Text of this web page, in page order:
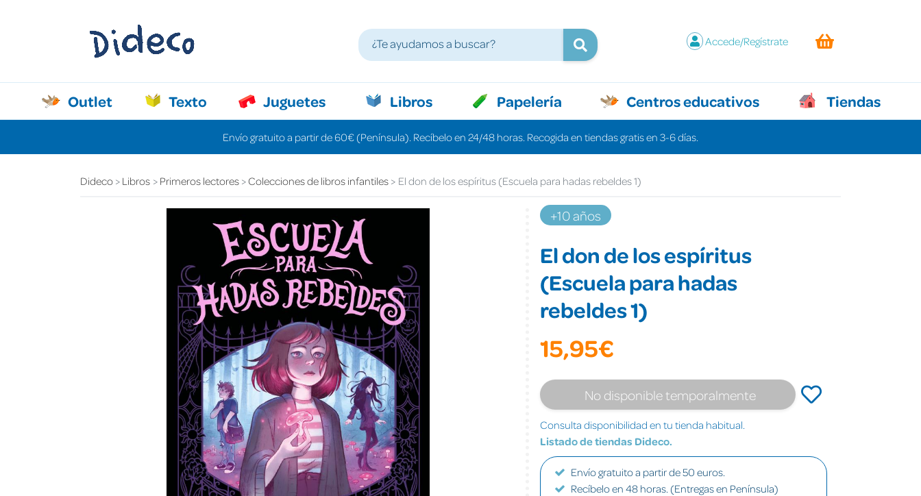
Accede/Regístrate
Outlet Texto Juguetes Libros Papelería Centros educativos Tiendas
Envío gratuito a partir de 60€ (Península). Recíbelo en 24/48 horas. Recogida en tiendas gratis en 3-6 días.
Dideco Libros Primeros lectores Colecciones de libros infantiles El don de los espíritus (Escuela para hadas rebeldes 1)
+10 años
El don de los espíritus
(Escuela para hadas
rebeldes 1)
15,95€
No disponible temporalmente
Consulta disponibilidad en tu tienda habitual.
Listado de tiendas Dideco.
Envío gratuito a partir de 50 euros.
Recíbelo en 48 horas. (Entregas en Península)